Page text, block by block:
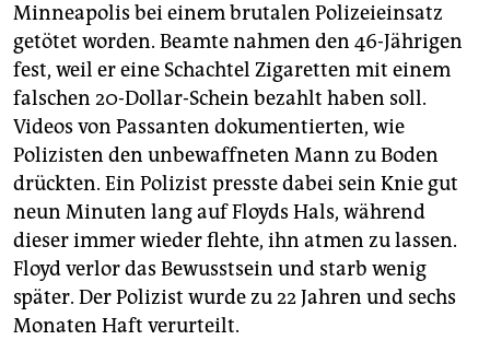
Minneapolis bei einem brutalen Polizeieinsatz
getötet worden. Beamte nahmen den 46-Jährigen
fest, weil er eine Schachtel Zigaretten mit einem
falschen 20-Dollar-Schein bezahlt haben soll.
Videos von Passanten dokumentierten, wie
Polizisten den unbewaffneten Mann zu Boden
drückten. Ein Polizist presste dabei sein Knie gut
neun Minuten lang auf Floyds Hals, während
dieser immer wieder flehte, ihn atmen zu lassen.
Floyd verlor das Bewusstsein und starb wenig
später. Der Polizist wurde zu 22 Jahren und sechs
Monaten Haft verurteilt.